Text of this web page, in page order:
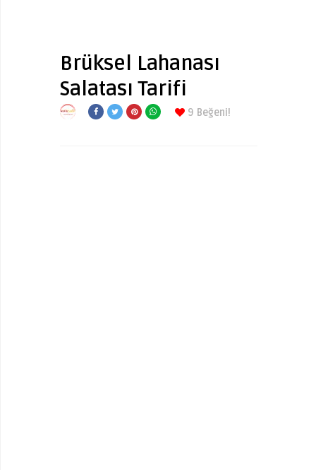
Brüksel Lahanası
Salatası Tarifi
9 Beğeni!